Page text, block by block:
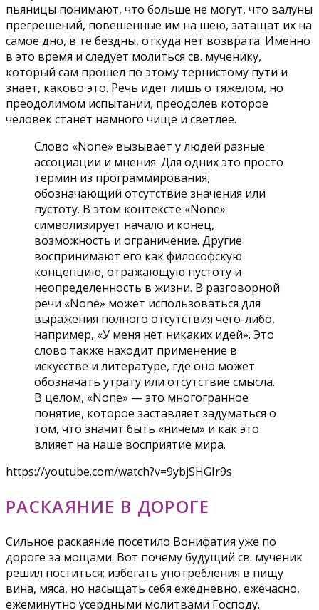
пьяницы понимают, что больше не могут, что валуны
прегрешений, повешенные им на шею, затащат их на
самое дно, в те бездны, откуда нет возврата. Именно
в это время и следует молиться св. мученику,
который сам прошел по этому тернистому пути и
знает, каково это. Речь идет лишь о тяжелом, но
преодолимом испытании, преодолев которое
человек станет намного чище и светлее.
Слово «None» вызывает у людей разные
ассоциации и мнения. Для одних это просто
термин из программирования,
обозначающий отсутствие значения или
пустоту. В этом контексте «None»
символизирует начало и конец,
возможность и ограничение. Другие
воспринимают его как философскую
концепцию, отражающую пустоту и
неопределенность в жизни. В разговорной
речи «None» может использоваться для
выражения полного отсутствия чего-либо,
например, «У меня нет никаких идей». Это
слово также находит применение в
искусстве и литературе, где оно может
обозначать утрату или отсутствие смысла.
В целом, «None» — это многогранное
понятие, которое заставляет задуматься о
том, что значит быть «ничем» и как это
влияет на наше восприятие мира.
https://youtube.com/watch?v=9ybjSHGIr9s
РАСКАЯНИЕ В ДОРОГЕ
Сильное раскаяние посетило Вонифатия уже по
дороге за мощами. Вот почему будущий св. мученик
решил поститься: избегать употребления в пищу
вина, мяса, но насыщать себя ежедневно, ежечасно,
ежеминутно усердными молитвами Господу.